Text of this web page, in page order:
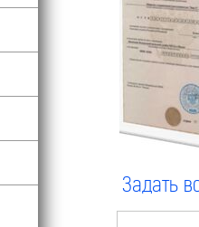
Задать